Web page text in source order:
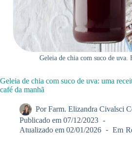
Geleia de chia com suco de uva.
Geleia de chia com suco de uva: uma
café da manhã
Por Farm. Elizandra Civalsci
Publicado em 07/12/2023
Atualizado em 02/01/2026 Em